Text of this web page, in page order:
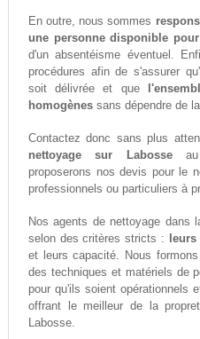
En outre, nous sommes
une personne disponible
d'un absentéisme éventuel.
procédures afin de s'assurer
soit délivrée et que
homogènessans dépendre de
Contactez donc sans plus
nettoyage sur Labosseau
proposerons nos devis pour le
professionnels ou particuliers à
Nos agents de nettoyage dans
selon des critères stricts :
et leurs capacité. Nous
des techniques et matériels de
pour qu'ils soient opérationnels
offrant le meilleur de la
Labosse.